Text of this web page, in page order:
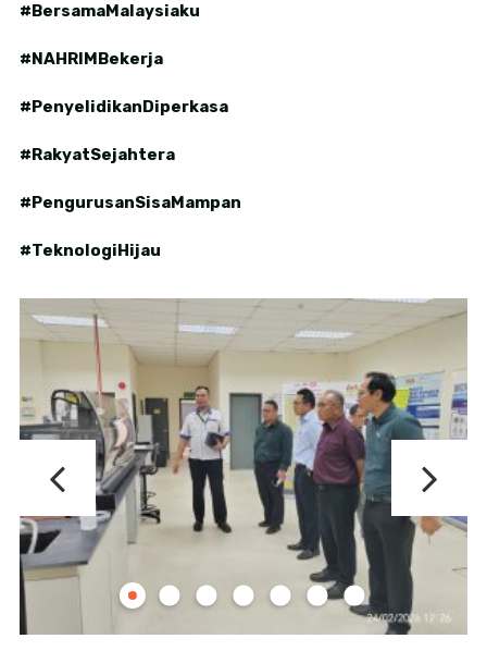
#BersamaMalaysiaku
#NAHRIMBekerja
#PenyelidikanDiperkasa
#RakyatSejahtera
#PengurusanSisaMampan
#TeknologiHijau